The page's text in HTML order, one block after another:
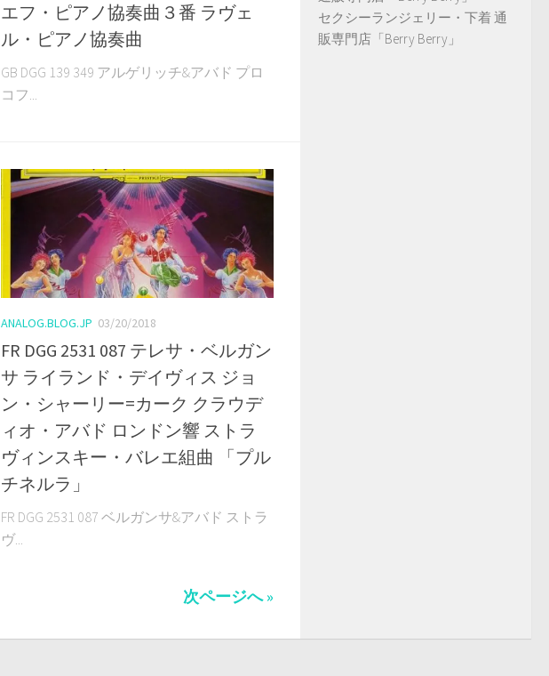
エフ・ピアノ協奏曲３番 ラヴェ
ル・ピアノ協奏曲
GB DGG 139 349 アルゲリッチ&アバド プロ
コフ...
ANALOG.BLOG.JP 03/20/2018
FR DGG 2531 087 テレサ・ベルガン
サ ライランド・デイヴィス ジョ
ン・シャーリー=カーク クラウデ
ィオ・アバド ロンドン響 ストラ
ヴィンスキー・バレエ組曲 「プル
チネルラ」
FR DGG 2531 087 ベルガンサ&アバド ストラ
ヴ...
次ページへ »
セクシーランジェリー・下着 通
販専門店「Berry Berry」